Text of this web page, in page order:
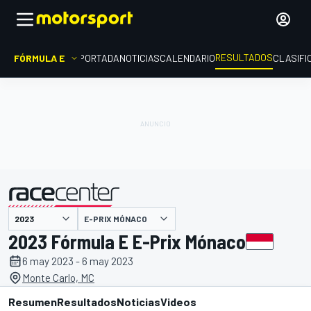
FÓRMULA E PORTADANOTICIASCALENDARIORESULTADOS
presentado por E-PRIX MÓNACO
2023 Fórmula E E-Prix Mónaco
6 may 2023 - 6 may 2023
Monte Carlo, MC
ResumenResultadosNoticiasVideos